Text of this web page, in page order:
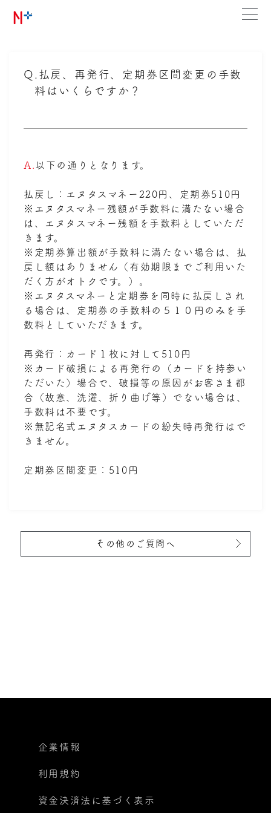
Q. 払戻、再発行、定期券区間変更の手数
料はいくらですか？
A. 以下の通りとなります。
払戻し：エヌタスマネー220円、定期券510円
※エヌタスマネー残額が手数料に満たない場合
は、エヌタスマネー残額を手数料としていただ
きます。
※定期券算出額が手数料に満たない場合は、払
戻し額はありません（有効期限までご利用いた
だく方がオトクです。）。
※エヌタスマネーと定期券を同時に払戻しされ
る場合は、定期券の手数料の５１０円のみを手
数料としていただきます。
再発行：カード１枚に対して510円
※カード破損による再発行の（カードを持参い
ただいた）場合で、破損等の原因がお客さま都
合（故意、洗濯、折り曲げ等）でない場合は、
手数料は不要です。
※無記名式エヌタスカードの紛失時再発行はで
きません。
定期券区間変更：510円
その他のご質問へ
企業情報
利用規約
資金決済法に基づく表示